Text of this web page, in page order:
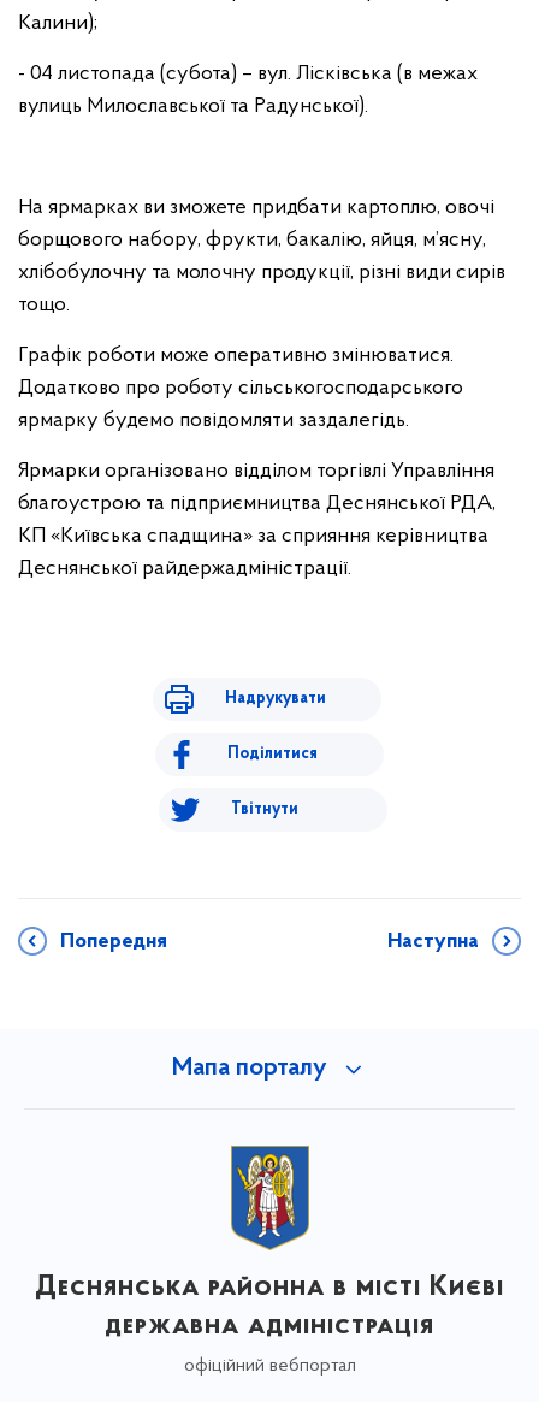
Калини);
- 04 листопада (субота) – вул. Лісківська (в межах
вулиць Милославської та Радунської).
На ярмарках ви зможете придбати картоплю, овочі
борщового набору, фрукти, бакалію, яйця, м’ясну,
хлібобулочну та молочну продукції, різні види сирів
тощо.
Графік роботи може оперативно змінюватися.
Додатково про роботу сільськогосподарського
ярмарку будемо повідомляти заздалегідь.
Ярмарки організовано відділом торгівлі Управління
благоустрою та підприємництва Деснянської РДА,
КП «Київська спадщина» за сприяння керівництва
Деснянської райдержадміністрації.
Надрукувати
Поділитися
Твітнути
Попередня Наступна
Мапа порталу
Деснянська районна в місті Києві
державна адміністрація
офіційний вебпортал